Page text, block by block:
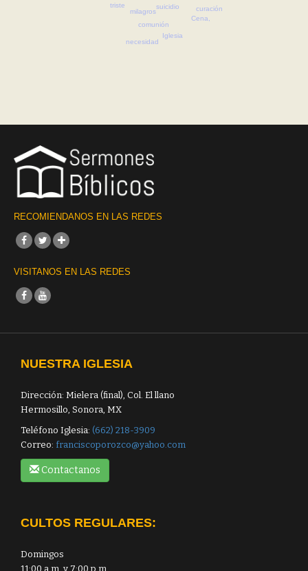
suicidio
milagros
triste
comunión
Cena,
curación
Iglesia
necesidad
RECOMIENDANOS EN LAS REDES
VISITANOS EN LAS REDES
NUESTRA IGLESIA
Dirección: Mielera (final), Col. El llano
Hermosillo, Sonora, MX
Teléfono Iglesia: (662) 218-3909
Correo: franciscoporozco@yahoo.com
Contactanos
CULTOS REGULARES:
Domingos
11:00 a.m. y 7:00 p.m.